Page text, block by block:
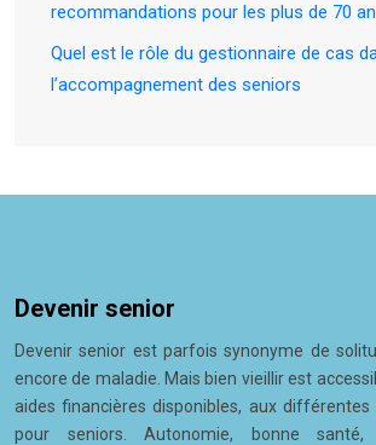
recommandations pour les plus de 70
Quel est le rôle du gestionnaire de cas
l’accompagnement des seniors
Devenir senior
Devenir senior est parfois synonyme de
encore de maladie. Mais bien vieillir est
aides financières disponibles, aux différentes
pour seniors. Autonomie, bonne santé,